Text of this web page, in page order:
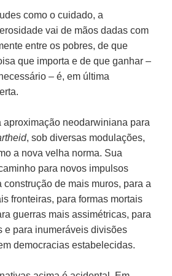
como o cuidado, a
vai de mãos dadas com
entre os pobres, de que
que importa e de que ganhar –
– é, em última
aproximação neodarwiniana para
, sob diversas modulações,
a nova velha norma. Sua
para novos impulsos
construção de mais muros, para a
fronteiras, para formas mortais
guerras mais assimétricas, para
e para inumeráveis divisões
democracias estabelecidas.